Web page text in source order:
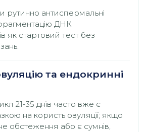
рутинно антиспермальні
ДНК
як стартовий тест без
та ендокринні
21-35 днів часто вже є
на користь овуляції; якщо
обстеження або є сумнів,